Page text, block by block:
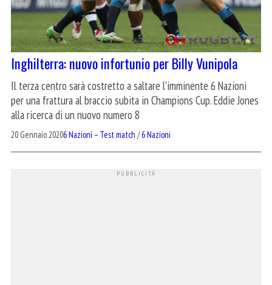
Inghilterra: nuovo infortunio per Billy Vunipola
Il terza centro sarà costretto a saltare l'imminente 6 Nazioni
per una frattura al braccio subita in Champions Cup. Eddie Jones
alla ricerca di un nuovo numero 8
20 Gennaio 20206 Nazioni – Test match /6 Nazioni